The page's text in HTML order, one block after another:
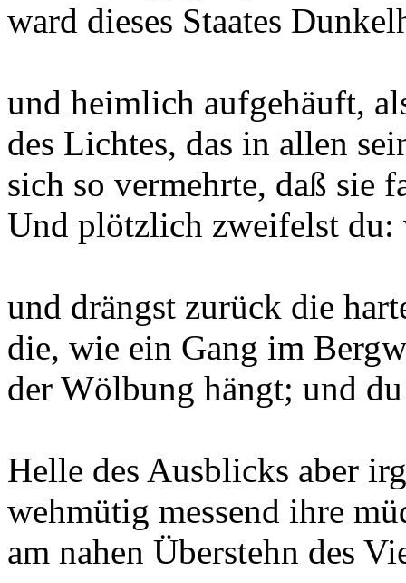
ward dieses Staates
und heimlich aufgehäuft,
des Lichtes, das in allen
sich so vermehrte, daß sie
Und plötzlich zweifelst du:
und drängst zurück die
die, wie ein Gang im
der Wölbung hängt; und
Helle des Ausblicks aber
wehmütig messend ihre
am nahen Überstehn des